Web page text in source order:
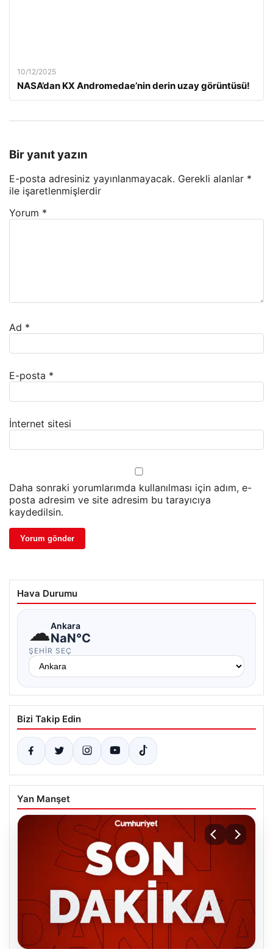
10/12/2025
NASA’dan KX Andromedae’nin derin uzay görüntüsü!
Bir yanıt yazın
E-posta adresiniz yayınlanmayacak. Gerekli alanlar *
ile işaretlenmişlerdir
Yorum *
Ad *
E-posta *
İnternet sitesi
Daha sonraki yorumlarımda kullanılması için adım, e-
posta adresim ve site adresim bu tarayıcıya
kaydedilsin.
Hava Durumu
☁Ankara
NaN°C
ŞEHIR SEÇ
Bizi Takip Edin
Yan Manşet